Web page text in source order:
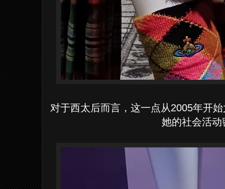
对于西太后而言，这一点从2005年开
她的社会活动